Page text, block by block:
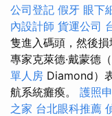
公司登記 假牙 眼下
內設計師 貨運公司
隻進入碼頭，然後
專家克萊德·戴蒙德
單人房 Diamond）
航系統癱瘓。 護照
之家 台北眼科推薦